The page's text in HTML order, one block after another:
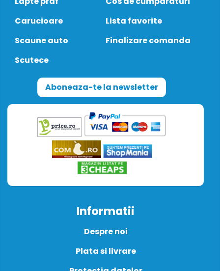
Carucioare
Scaune auto
Scutece
Lista favorite
Finalizare comanda
Aboneaza-te la newsletter
Informatii
Despre noi
Plata si livrare